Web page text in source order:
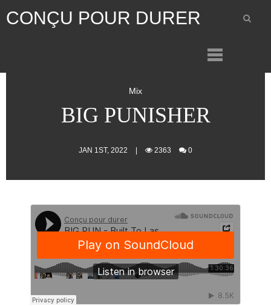
CONÇU POUR DURER
Mix
BIG PUNISHER
JAN 1ST, 2022 2363 0